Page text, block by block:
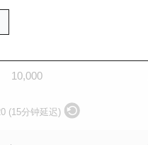
10,000
(15分钟延迟)